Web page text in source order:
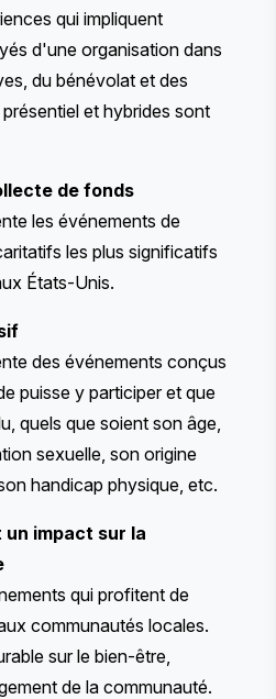
qui impliquent
d'une organisation dans
du bénévolat et des
et hybrides sont
de fonds
les événements de
les plus significatifs
États-Unis.
des événements conçus
puisse y participer et que
quels que soient son âge,
sexuelle, son origine
handicap physique, etc.
impact sur la
qui profitent de
communautés locales.
sur le bien-être,
de la communauté.